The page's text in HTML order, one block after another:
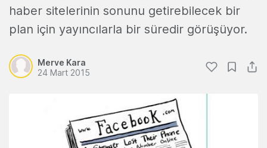
haber sitelerinin sonunu getirebilecek bir
plan için yayıncılarla bir süredir görüşüyor.
Merve Kara
24 Mart 2015